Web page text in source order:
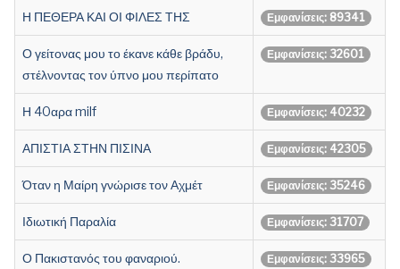
Η ΠΕΘΕΡΑ ΚΑΙ ΟΙ ΦΙΛΕΣ ΤΗΣ Εμφανίσεις: 89341
Ο γείτονας μου το έκανε κάθε βράδυ,
στέλνοντας τον ύπνο μου περίπατο
Εμφανίσεις: 32601
Η 40αρα milf Εμφανίσεις: 40232
ΑΠΙΣΤΙΑ ΣΤΗΝ ΠΙΣΙΝΑ Εμφανίσεις: 42305
Όταν η Μαίρη γνώρισε τον Αχμέτ Εμφανίσεις: 35246
Ιδιωτική Παραλία Εμφανίσεις: 31707
Ο Πακιστανός του φαναριού. Εμφανίσεις: 33965